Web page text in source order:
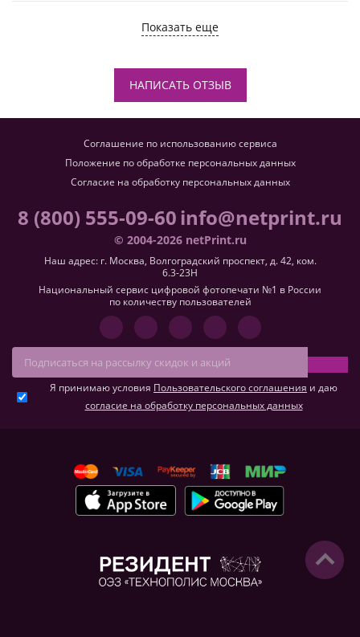
Показать еще
НАПИСАТЬ ОТЗЫВ
Соглашение по использованию сервиса
Положение по обработке персональных данных
Согласие на обработку персональных данных
8 (800) 555-09-60info@netprint.ru
© 2004-2026 netPrint.ru
Наш адрес: г. Москва, Волгоградский проспект, д. 42, ком.
6.3-23H
Национальный сервис цифровой фотопечати №1 в России
по количеству пользователей
Я принимаю условия Пользовательского соглашения и даю
согласие на обработку персональных данных